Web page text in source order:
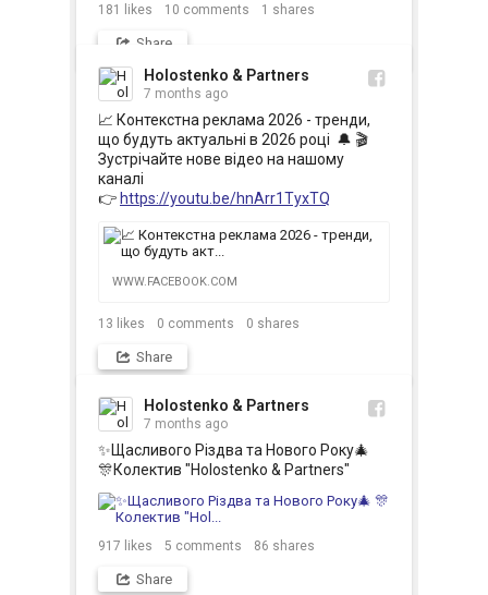
181 likes 10 comments 1 shares
Share
Holostenko & Partners
7 months ago
📈 Контекстна реклама 2026 - тренди,
що будуть актуальні в 2026 році  🔔 🎬
Зустрічайте нове відео на нашому
каналі
👉 https://youtu.be/hnArr1TyxTQ
WWW.FACEBOOK.COM
13 likes 0 comments 0 shares
Share
Holostenko & Partners
7 months ago
✨Щасливого Різдва та Нового Року🎄
🎊Колектив "Holostenko & Partners"
917 likes 5 comments 86 shares
Share